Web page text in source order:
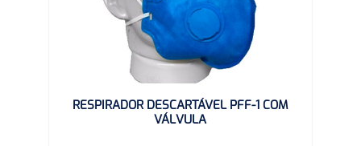
RESPIRADOR DESCARTÁVEL PFF-1 COM
VÁLVULA